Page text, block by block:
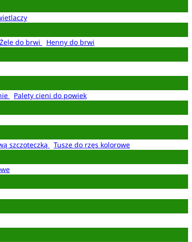
Żele do brwi
Henny do brwi
Palety cieni do powiek
szczoteczką
Tusze do rzęs kolorowe